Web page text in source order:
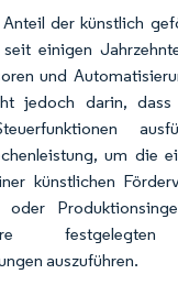
der künstlich
einigen
und
jedoch darin,
um die
künstlichen
festgelegten
auszuführen.